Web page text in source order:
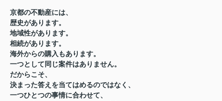
京都の不動産には、
歴史があります。
地域性があります。
相続があります。
海外からの購入もあります。
一つとして同じ案件はありません。
だからこそ、
決まった答えを当てはめるのではなく、
一つひとつの事情に合わせて、